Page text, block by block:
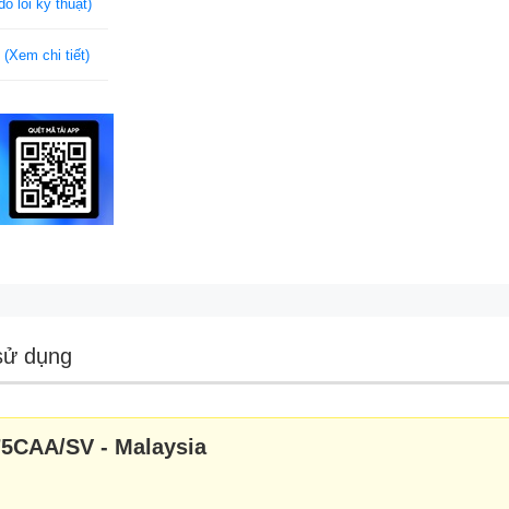
lỗi kỹ thuật)
(Xem chi tiết)
dụng
SV - Malaysia